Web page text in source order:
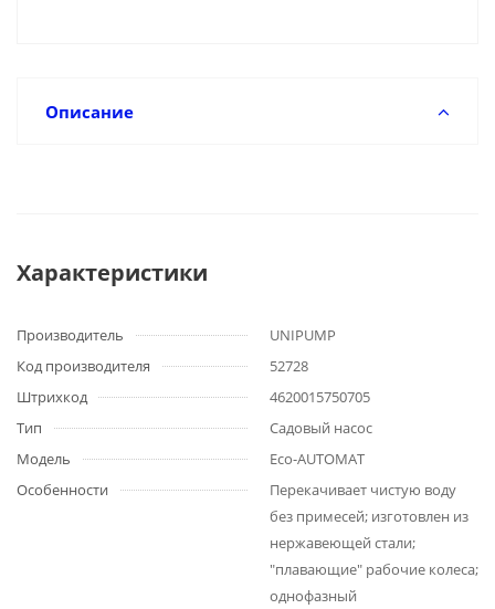
Описание
Характеристики
Производитель
UNIPUMP
Код производителя
52728
Штрихкод
4620015750705
Тип
Садовый насос
Модель
Eco-AUTOMAT
Особенности
Перекачивает чистую воду
без примесей; изготовлен из
нержавеющей стали;
"плавающие" рабочие колеса;
однофазный